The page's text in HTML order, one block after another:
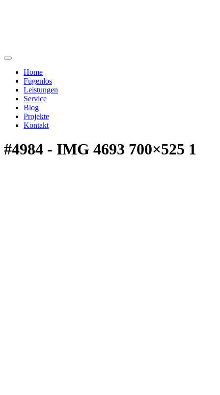
Home
Fugenlos
Leistungen
Service
Blog
Projekte
Kontakt
#4984 - IMG 4693 700×525 1